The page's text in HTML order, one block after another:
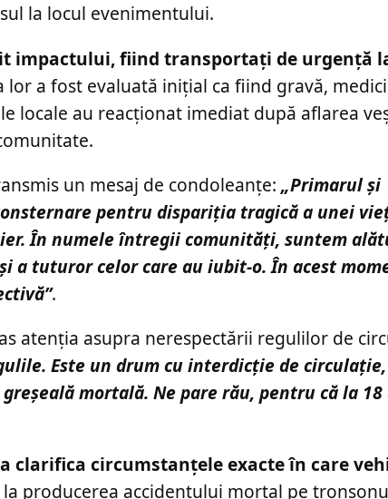
la locul evenimentului.
impactului, fiind transportați de urgență
lor a fost evaluată inițial ca fiind gravă,
locale au reacționat imediat după aflarea
un mesaj de condoleanțe: „Primarul și
pentru dispariția tragică a unei
În numele întregii comunități, suntem
a tuturor celor care au iubit-o. În acest
.
atenția asupra nerespectării regulilor de
Este un drum cu interdicție de
mortală. Ne pare rău, pentru că la
clarifica circumstanțele exacte în care
producerea accidentului mortal pe